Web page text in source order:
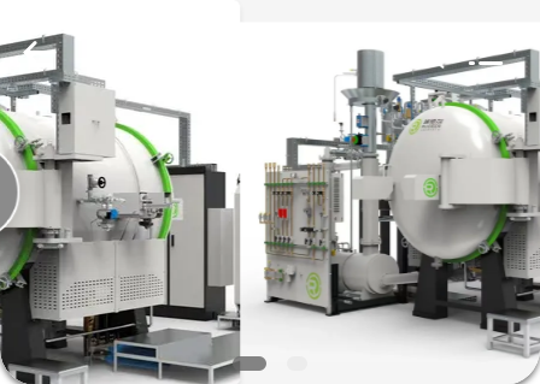
घर
उत्पाद
हमारे
बारे
में
Equipment
Manufacturing
Co.,Ltd.
All
Rights
Reserved.